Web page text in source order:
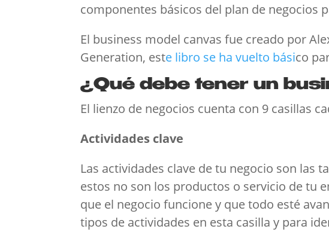
componentes básicos del plan de negocios
El business model canvas fue creado por
Generation, este libro se ha vuelto básico
¿Qué debe tener un
El lienzo de negocios cuenta con 9 casillas
Actividades clave
Las actividades clave de tu negocio son las
estos no son los productos o servicio de tu
que el negocio funcione y que todo esté
tipos de actividades en esta casilla y para